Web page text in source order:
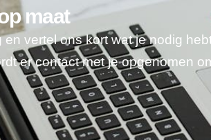
maat
en vertel ons kort wat je nodig
er contact met je opgenomen